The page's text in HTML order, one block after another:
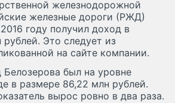
железнодорожной
железные дороги (РЖД)
году получил доход в
Это следует из
на сайте компании.
Белозерова был на уровне
в размере 86,22 млн рублей.
вырос ровно в два раза.